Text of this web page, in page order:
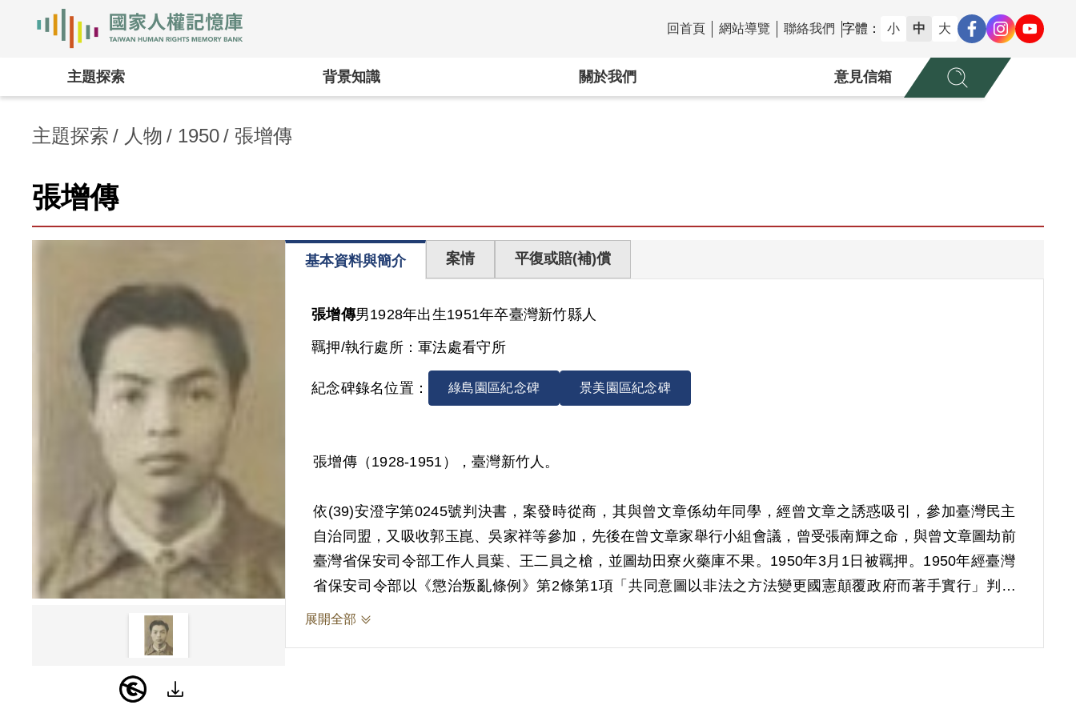
:::
回首頁 網站導覽 聯絡我們 字體： 小 中 大
主題探索 背景知識 關於我們 意見信箱
主題探索 人物 1950 張增傳
張增傳
基本資料與簡介 案情 平復或賠(補)償
張增傳男1928年出生1951年卒臺灣新竹縣人
羈押/執行處所：軍法處看守所
紀念碑錄名位置： 綠島園區紀念碑 景美園區紀念碑
張增傳（1928-1951），臺灣新竹人。
依(39)安澄字第0245號判決書，案發時從商，其與曾文章係幼年同學，經曾文章之誘惑吸引，參加臺灣民主
自治同盟，又吸收郭玉崑、吳家祥等參加，先後在曾文章家舉行小組會議，曾受張南輝之命，與曾文章圖劫前
臺灣省保安司令部工作人員葉、王二員之槍，並圖劫田寮火藥庫不果。1950年3月1日被羈押。1950年經臺灣
省保安司令部以《懲治叛亂條例》第2條第1項「共同意圖以非法之方法變更國憲顛覆政府而著手實行」判處
死刑，其財產除酌留其家屬必需之生活費外全部沒收。1951年1月21日執行死刑。
展開全部